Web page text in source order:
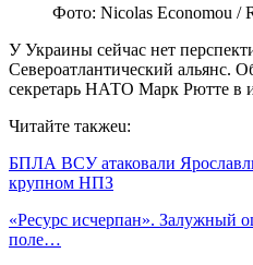
Фото: Nicolas Economou /
У Украины сейчас нет
Североатлантический альянс.
секретарь НАТО Марк Рютте в
Читайте такжеu:
БПЛА ВСУ атаковали
крупном НПЗ
«Ресурс исчерпан». Залужный
поле…